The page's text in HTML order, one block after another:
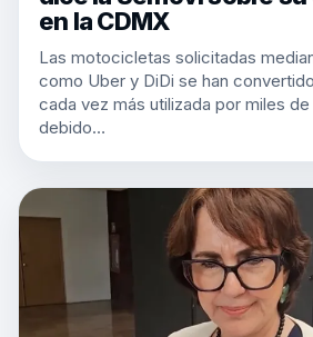
en la CDMX
Las motocicletas solicitadas
como Uber y DiDi se han
cada vez más utilizada por miles
debido…